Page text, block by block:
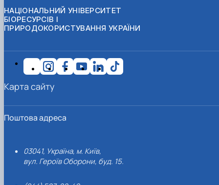
НАЦІОНАЛЬНИЙ УНІВЕРСИТЕТ
БІОРЕСУРСІВ І
ПРИРОДОКОРИСТУВАННЯ УКРАЇНИ
Поштова адреса
03041, Україна, м. Київ,
вул. Героїв Оборони, буд. 15.
Карта сайту